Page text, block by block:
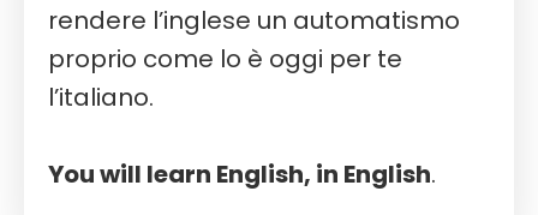
rendere l’inglese un automatismo
proprio come lo è oggi per te
l’italiano.
You will learn English, in English.